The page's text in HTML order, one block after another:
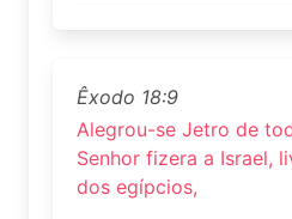
Êxodo 18:9
Alegrou-se Jetro de
Senhor fizera a Israel,
dos egípcios,